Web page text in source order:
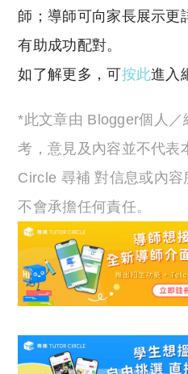
師；導師可向家長展示更
有助成功配對。
如了解更多，可按此進入
*此文章由 Blogger個人
考，意見及內容並不代表
Circle 尋補 對信息或內容
不會承擔任何責任。